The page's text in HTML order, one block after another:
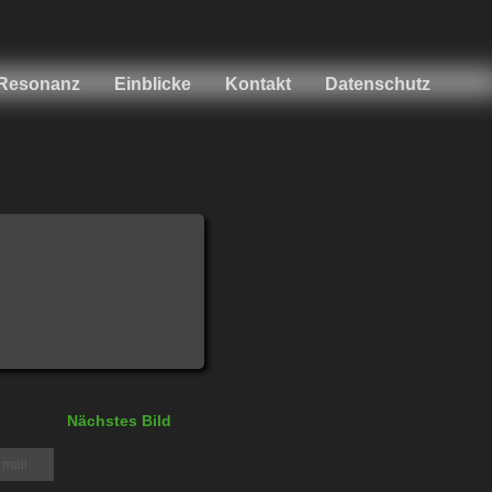
Einblicke Kontakt Datenschutz
Nächstes Bild